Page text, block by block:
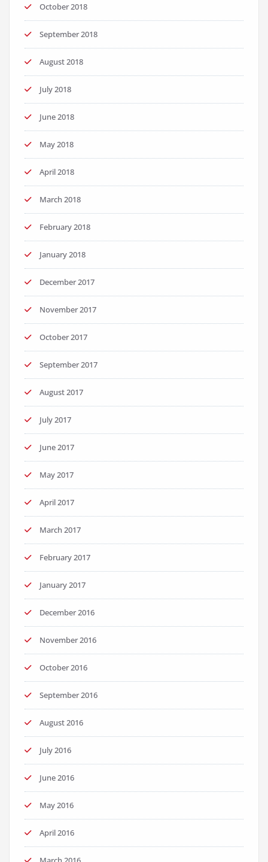
October 2018
September 2018
August 2018
July 2018
June 2018
May 2018
April 2018
March 2018
February 2018
January 2018
December 2017
November 2017
October 2017
September 2017
August 2017
July 2017
June 2017
May 2017
April 2017
March 2017
February 2017
January 2017
December 2016
November 2016
October 2016
September 2016
August 2016
July 2016
June 2016
May 2016
April 2016